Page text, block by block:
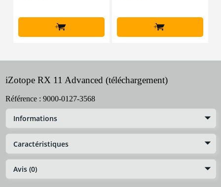
+ +
iZotope RX 11 Advanced (téléchargement)
Référence : 9000-0127-3568
Informations
Caractéristiques
Avis (0)